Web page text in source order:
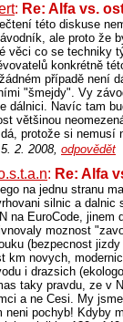
: Re: Alfa vs.
této diskuse
ale proto že
věci co se techniky
konkrétně
případě není
"šmejdy". Vy
dálnici. Navíc tam
většinou
protože si nemusí
2. 2008, odpovědět
: Re: Alfa
na jednu stranu
silnic a dalnic
na EuroCode, jinem
moznost
(bezpecnost
km novych,
i drazsich
taky pravdu, ze v
a ne Cesi. My
neni pochyb! Kdyby